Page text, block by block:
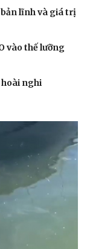
lĩnh và giá trị
vào thế lưỡng
nghi